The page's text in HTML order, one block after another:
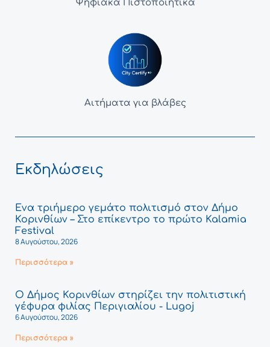
Ψηφιακά Πιστοποιητικά
Αιτήματα για βλάβες
Εκδηλώσεις
Ένα τριήμερο γεμάτο πολιτισμό στον Δήμο
Κορινθίων – Στο επίκεντρο το πρώτο Kalamia
Festival
8 Αυγούστου, 2026
Περισσότερα »
Ο Δήμος Κορινθίων στηρίζει την πολιτιστική
γέφυρα φιλίας Περιγιαλίου - Lugoj
6 Αυγούστου, 2026
Περισσότερα »